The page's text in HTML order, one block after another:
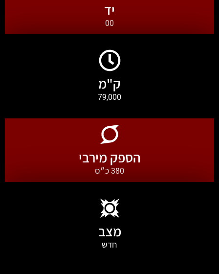
יד
00
ק"מ
79,000
הספק מירבי
380 כ״ס
מצב
חדש